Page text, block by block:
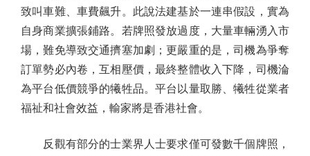
致叫車難、車費飆升。此說法建基於一連串假設，實為
自身商業擴張鋪路。若牌照發放過度，大量車輛湧入市
場，難免導致交通擠塞加劇；更嚴重的是，司機為爭奪
訂單勢必內卷，互相壓價，最終整體收入下降，司機淪
為平台低價競爭的犧牲品。平台以量取勝、犧牲從業者
福祉和社會效益，輸家將是香港社會。
反觀有部分的士業界人士要求僅可發數千個牌照，